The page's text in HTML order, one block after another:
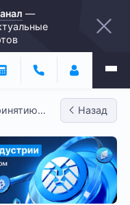
—
Назад